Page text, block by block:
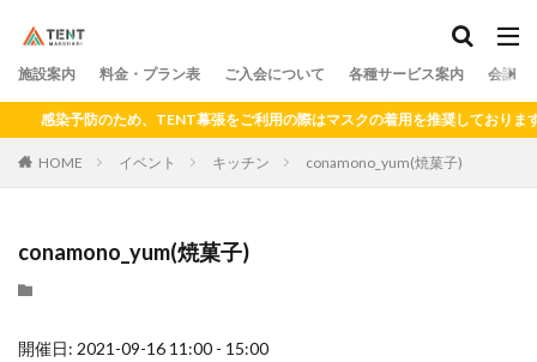
施設案内 料金・プラン表 ご入会について 各種サービス案内 会議室
感染予防のため、TENT幕張をご利用の際はマスクの着用を推奨しております。
HOME イベント キッチン conamono_yum(焼菓子)
conamono_yum(焼菓子)
開催日: 2021-09-16 11:00 - 15:00
カテゴリー